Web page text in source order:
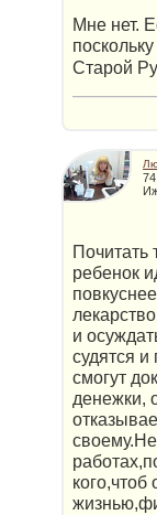
Мне нет.
Старой
Почитать
ребенок
и
судятся
смогут
денежки,
кого,чтоб